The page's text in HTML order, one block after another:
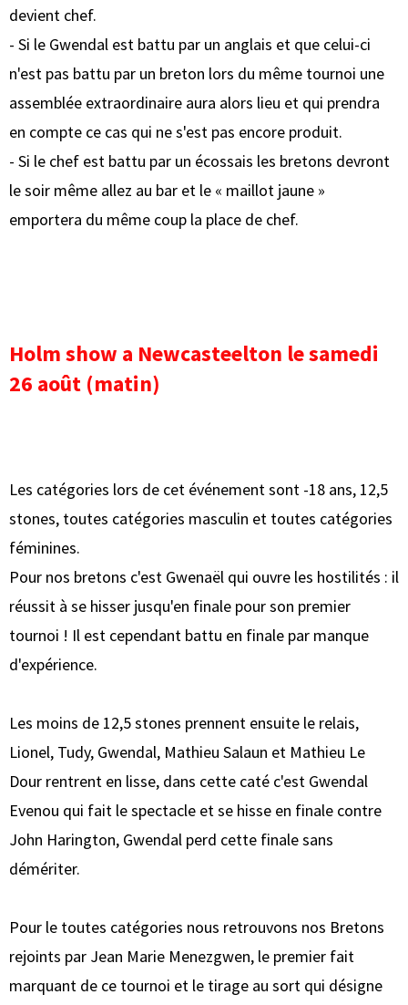
devient chef.
- Si le Gwendal est battu par un anglais et que celui-ci
n'est pas battu par un breton lors du même tournoi une
assemblée extraordinaire aura alors lieu et qui prendra
en compte ce cas qui ne s'est pas encore produit.
- Si le chef est battu par un écossais les bretons devront
le soir même allez au bar et le « maillot jaune »
emportera du même coup la place de chef.
Holm show a Newcasteelton le samedi
26 août (matin)
Les catégories lors de cet événement sont -18 ans, 12,5
stones, toutes catégories masculin et toutes catégories
féminines.
Pour nos bretons c'est Gwenaël qui ouvre les hostilités : il
réussit à se hisser jusqu'en finale pour son premier
tournoi ! Il est cependant battu en finale par manque
d'expérience.
Les moins de 12,5 stones prennent ensuite le relais,
Lionel, Tudy, Gwendal, Mathieu Salaun et Mathieu Le
Dour rentrent en lisse, dans cette caté c'est Gwendal
Evenou qui fait le spectacle et se hisse en finale contre
John Harington, Gwendal perd cette finale sans
démériter.
Pour le toutes catégories nous retrouvons nos Bretons
rejoints par Jean Marie Menezgwen, le premier fait
marquant de ce tournoi et le tirage au sort qui désigne